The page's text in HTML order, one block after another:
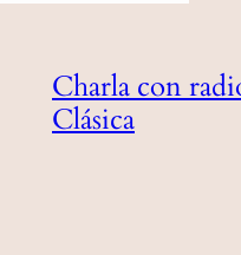
Charla con
Clásica